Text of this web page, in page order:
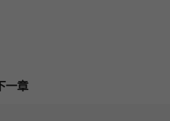
一章